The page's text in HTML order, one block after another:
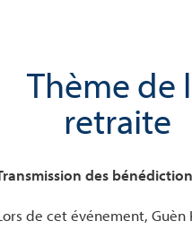
Thème de
retraite
des
de cet événement, Guèn